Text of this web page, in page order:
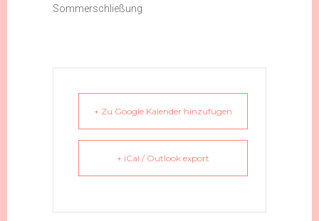
Sommerschließung
+ Zu Google Kalender hinzufügen
+ iCal / Outlook export